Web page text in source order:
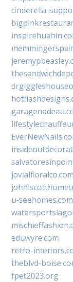
cinderella-
jovialfloralco.com
u-seehomes.com
eduwyre.com
retro-
theblvd-
fpet2023.org